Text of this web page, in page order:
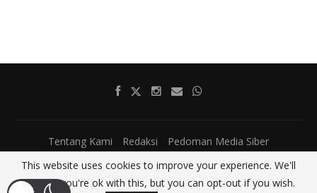
Tentang Kami Redaksi Pedoman Media Siber
@2017 - All Right Reserved.SatumenitNews
This website uses cookies to improve your experience. We'll
assume you're ok with this, but you can opt-out if you wish.